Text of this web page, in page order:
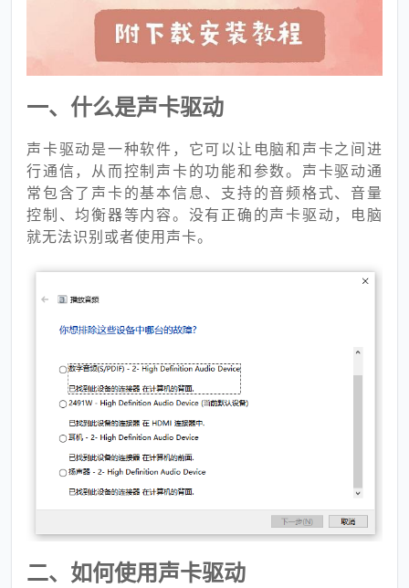
一、什么是声卡驱动
声卡驱动是一种软件，它可以让电脑和声卡之间进
行通信，从而控制声卡的功能和参数。声卡驱动通
常包含了声卡的基本信息、支持的音频格式、音量
控制、均衡器等内容。没有正确的声卡驱动，电脑
就无法识别或者使用声卡。
二、如何使用声卡驱动